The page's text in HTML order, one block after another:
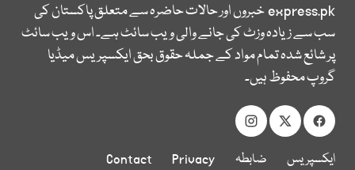
express.pkخبروں اور حالات حاضرہ سے متعلق پاکستان کی
سب سے زیادہ وزٹ کی جانے والی ویب سائٹ ہے۔ اس ویب سائٹ
پر شائع شدہ تمام مواد کے جملہ حقوق بحق ایکسپریس میڈیا
گروپ محفوظ ہیں۔
ایکسپریس
ضابطہ
Privacy
Contact